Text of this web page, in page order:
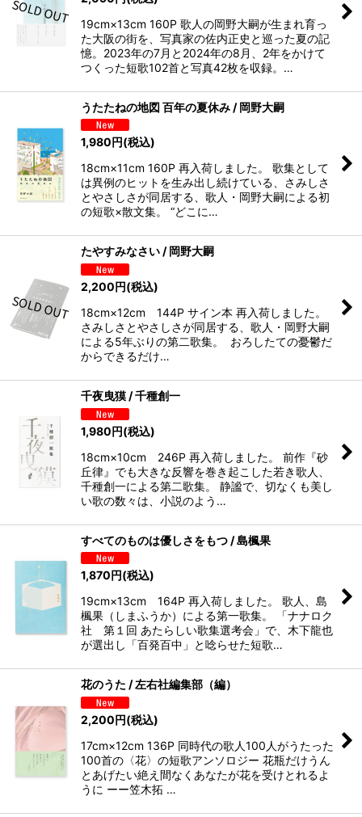
19cm×13cm 160P 歌人の岡野大嗣が生まれ育っ
た大阪の街を、写真家の佐内正史と巡った夏の記
憶。2023年の7月と2024年の8月、2年をかけて
つくった短歌102首と写真42枚を収録。…
うたたねの地図 百年の夏休み / 岡野大嗣
1,980円(税込)
18cm×11cm 160P 再入荷しました。 歌集として
は異例のヒットを生み出し続けている、さみしさ
とやさしさが同居する、歌人・岡野大嗣による初
の短歌×散文集。 “どこに…
たやすみなさい / 岡野大嗣
2,200円(税込)
18cm×12cm 144P サイン本 再入荷しました。
さみしさとやさしさが同居する、歌人・岡野大嗣
による5年ぶりの第二歌集。 おろしたての憂鬱だ
からできるだけ…
千夜曳獏 / 千種創一
1,980円(税込)
18cm×10cm 246P 再入荷しました。 前作『砂
丘律』でも大きな反響を巻き起こした若き歌人、
千種創一による第二歌集。 静謐で、切なくも美し
い歌の数々は、小説のよう…
すべてのものは優しさをもつ / 島楓果
1,870円(税込)
19cm×13cm 164P 再入荷しました。 歌人、島
楓果（しまふうか）による第一歌集。 「ナナロク
社 第１回 あたらしい歌集選考会」で、木下龍也
が選出し「百発百中」と唸らせた短歌…
花のうた / 左右社編集部（編）
2,200円(税込)
17cm×12cm 136P 同時代の歌人100人がうたった
100首の〈花〉の短歌アンソロジー 花瓶だけうん
とあげたい絶え間なくあなたが花を受けとれるよ
うに ーー笠木拓 …